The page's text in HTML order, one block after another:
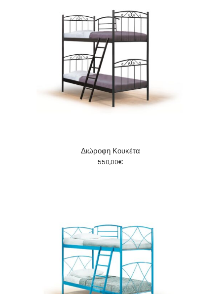
Διώροφη Κουκέτα
550,00€